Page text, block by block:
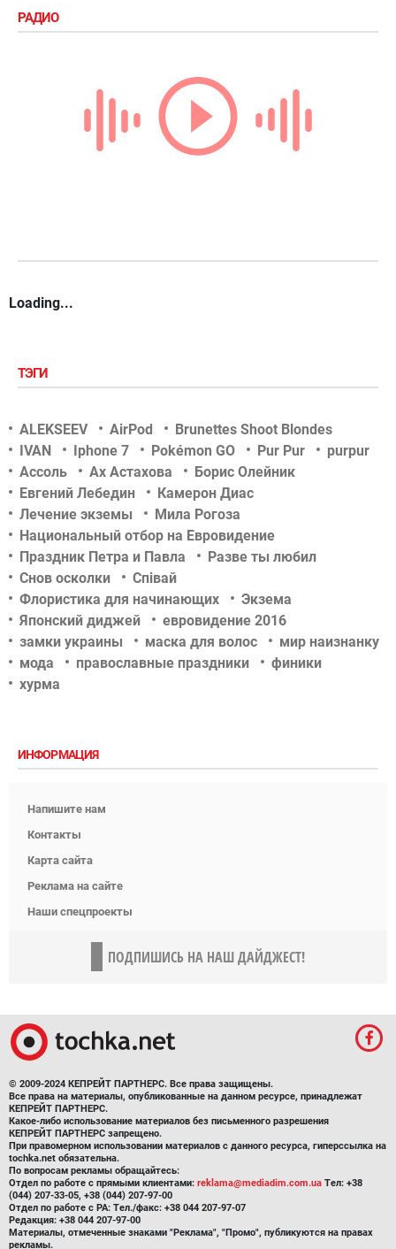
РАДИО
Loading...
ТЭГИ
ALEKSEEV AirPod
Brunettes Shoot Blondes
IVAN
Iphone 7 Pokémon GO Pur Pur
purpur
Ассоль
Ах Астахова
Борис Олейник
Евгений Лебедин
Камерон Диас
Лечение экземы
Мила Рогоза
Национальный отбор на Евровидение
Праздник Петра и Павла
Разве ты любил
Снов осколки
Співай
Флористика для начинающих
Экзема
Японский диджей
евровидение 2016
замки украины
маска для волос
мир наизнанку
мода
православные праздники
финики
хурма
ИНФОРМАЦИЯ
Напишите нам
Контакты
Карта сайта
Реклама на сайте
Наши спецпроекты
ПОДПИШИСЬ НА НАШ ДАЙДЖЕСТ!
© 2009-2024 КЕПРЕЙТ ПАРТНЕРС. Все права защищены.
Все права на материалы, опубликованные на данном ресурсе, принадлежат
КЕПРЕЙТ ПАРТНЕРС.
Какое-либо использование материалов без письменного разрешения
КЕПРЕЙТ ПАРТНЕРС запрещено.
При правомерном использовании материалов с данного ресурса, гиперссылка на
tochka.net обязательна.
По вопросам рекламы обращайтесь:
Отдел по работе с прямыми клиентами: reklama@mediadim.com.ua Тел: +38
(044) 207-33-05, +38 (044) 207-97-00
Отдел по работе с РА: Тел./факс: +38 044 207-97-07
Редакция: +38 044 207-97-00
Материалы, отмеченные знаками "Реклама", "Промо", публикуются на правах
рекламы.